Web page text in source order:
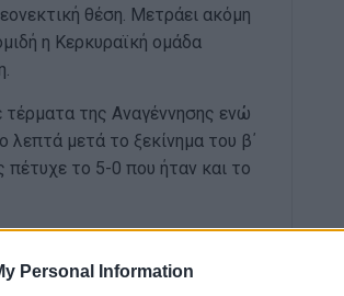
Personal Information
θέση. Μετράει ακόμη
η Κερκυραϊκή ομάδα
τέρματα της Αναγέννησης ενώ
λεπτά μετά το ξεκίνημα του β΄
πέτυχε το 5-0 που ήταν και το
Κατελούζος, Καρύδης,